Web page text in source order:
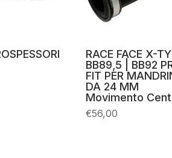
RACE FACE X-
BB89,5 | BB92
FIT PER
DA 24 MM
Movimento
€56,00